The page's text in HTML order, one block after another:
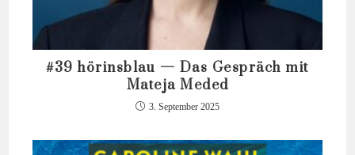
#39 hörinsblau — Das Gespräch mit
Mateja Meded
3. September 2025